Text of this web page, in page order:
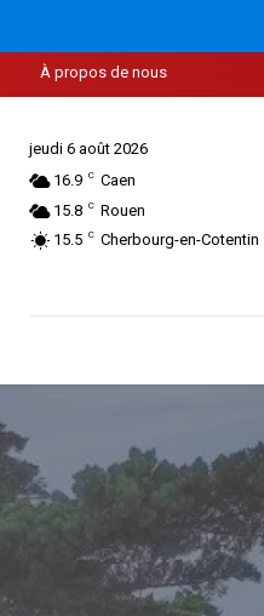
À propos de nous
jeudi 6 août 2026
16.9 C Caen
15.8 C Rouen
15.5 C Cherbourg-en-Cotentin